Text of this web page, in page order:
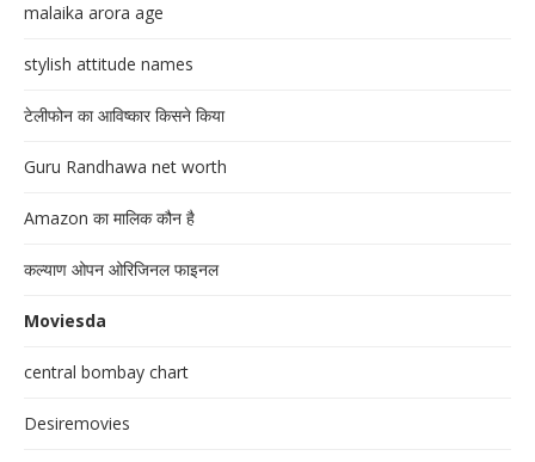
malaika arora age
stylish attitude names
टेलीफोन का आविष्कार किसने किया
Guru Randhawa net worth
Amazon का मालिक कौन है
कल्याण ओपन ओरिजिनल फाइनल
Moviesda
central bombay chart
Desiremovies